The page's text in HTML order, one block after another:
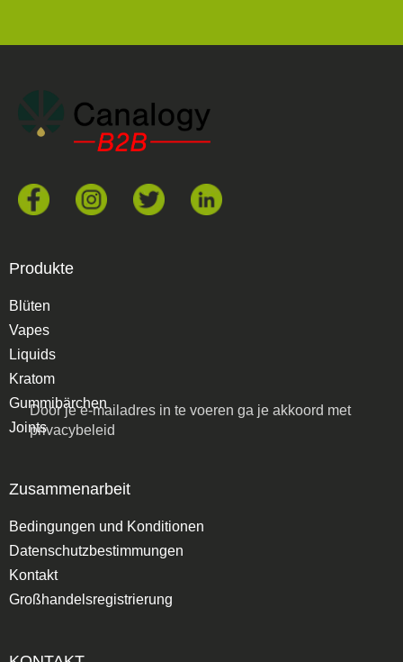
Door je e-mailadres in te voeren ga je akkoord met
privacybeleid
Produkte
Blüten
Vapes
Liquids
Kratom
Gummibärchen
Joints
Zusammenarbeit
Bedingungen und Konditionen
Datenschutzbestimmungen
Kontakt
Großhandelsregistrierung